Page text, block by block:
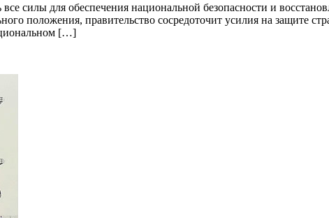
силы для обеспечения национальной безопасности и
положения, правительство сосредоточит усилия на защите
[…]